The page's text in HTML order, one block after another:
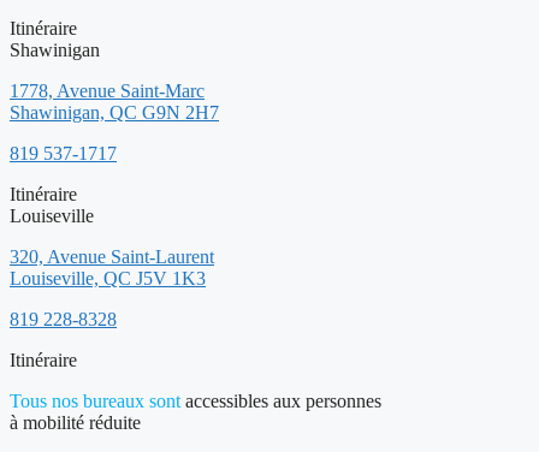
Itinéraire
Shawinigan
1778, Avenue Saint-Marc
Shawinigan, QC G9N 2H7
819 537-1717
Itinéraire
Louiseville
320, Avenue Saint-Laurent
Louiseville, QC J5V 1K3
819 228-8328
Itinéraire
Tous nos bureaux sont accessibles aux personnes
à mobilité réduite